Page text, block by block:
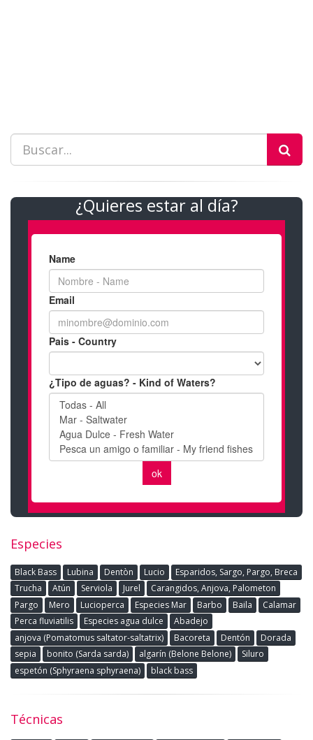
¿Quieres estar al día?
Especies
Black Bass Lubina Dentòn Lucio
Esparidos, Sargo, Pargo, Breca
Trucha
Atún Serviola Jurel
Carangidos, Anjova, Palometon
Pargo
Mero Lucioperca Especies Mar Barbo Baila
Calamar
Perca fluviatilis
Especies agua dulce
Abadejo
anjova (Pomatomus saltator-saltatrix)
Bacoreta Dentón
Dorada
sepia
bonito (Sarda sarda) algarín (Belone Belone)
Siluro
espetón (Sphyraena sphyraena)
black bass
Técnicas